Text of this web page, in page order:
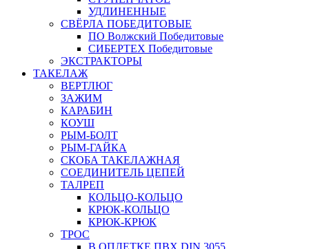
УДЛИНЕННЫЕ
СВЁРЛА ПОБЕДИТОВЫЕ
ПО Волжский Победитовые
СИБЕРТЕХ Победитовые
ЭКСТРАКТОРЫ
ТАКЕЛАЖ
ВЕРТЛЮГ
ЗАЖИМ
КАРАБИН
КОУШ
РЫМ-БОЛТ
РЫМ-ГАЙКА
СКОБА ТАКЕЛАЖНАЯ
СОЕДИНИТЕЛЬ ЦЕПЕЙ
ТАЛРЕП
КОЛЬЦО-КОЛЬЦО
КРЮК-КОЛЬЦО
КРЮК-КРЮК
ТРОС
В ОПЛЕТКЕ ПВХ DIN 3055